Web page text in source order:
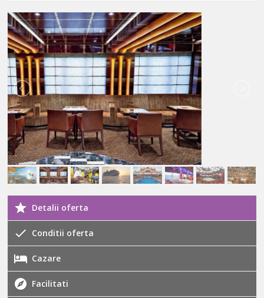
Detalii oferta
Conditii oferta
Cazare
Facilitati